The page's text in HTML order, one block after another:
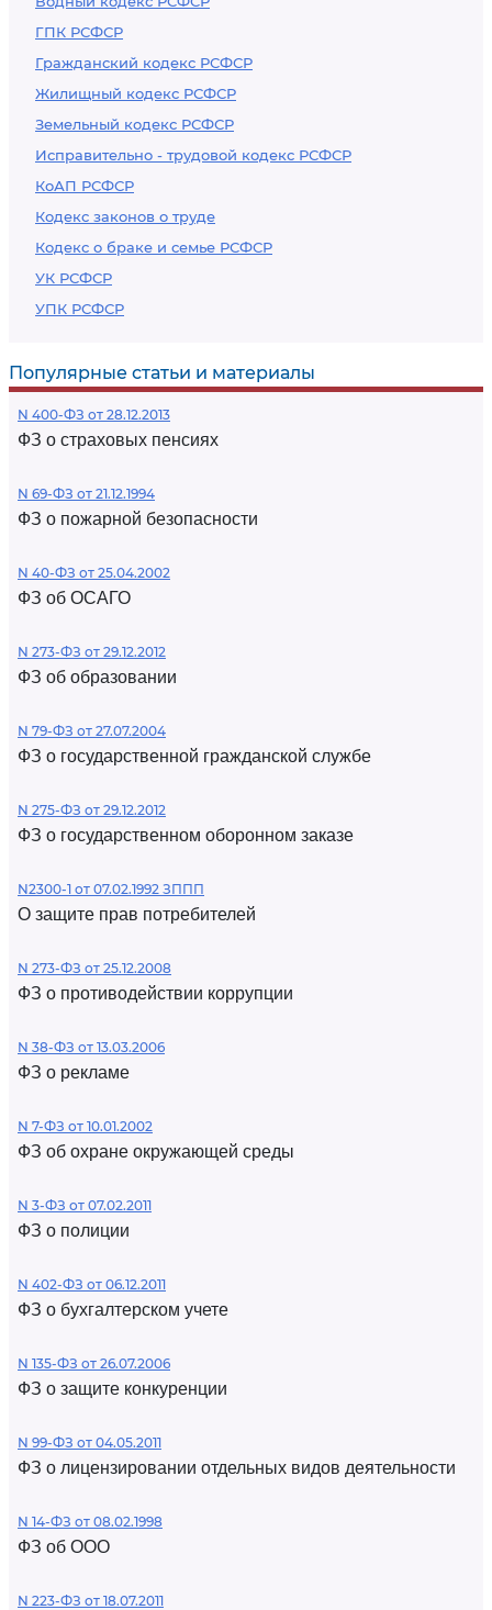
ГПК РСФСР
Гражданский кодекс РСФСР
Жилищный кодекс РСФСР
Земельный кодекс РСФСР
Исправительно - трудовой кодекс РСФСР
КоАП РСФСР
Кодекс законов о труде
Кодекс о браке и семье РСФСР
УК РСФСР
УПК РСФСР
Популярные статьи и материалы
N 400-ФЗ от 28.12.2013
ФЗ о страховых пенсиях
N 69-ФЗ от 21.12.1994
ФЗ о пожарной безопасности
N 40-ФЗ от 25.04.2002
ФЗ об ОСАГО
N 273-ФЗ от 29.12.2012
ФЗ об образовании
N 79-ФЗ от 27.07.2004
ФЗ о государственной гражданской службе
N 275-ФЗ от 29.12.2012
ФЗ о государственном оборонном заказе
N2300-1 от 07.02.1992 ЗППП
О защите прав потребителей
N 273-ФЗ от 25.12.2008
ФЗ о противодействии коррупции
N 38-ФЗ от 13.03.2006
ФЗ о рекламе
N 7-ФЗ от 10.01.2002
ФЗ об охране окружающей среды
N 3-ФЗ от 07.02.2011
ФЗ о полиции
N 402-ФЗ от 06.12.2011
ФЗ о бухгалтерском учете
N 135-ФЗ от 26.07.2006
ФЗ о защите конкуренции
N 99-ФЗ от 04.05.2011
ФЗ о лицензировании отдельных видов деятельности
N 14-ФЗ от 08.02.1998
ФЗ об ООО
N 223-ФЗ от 18.07.2011